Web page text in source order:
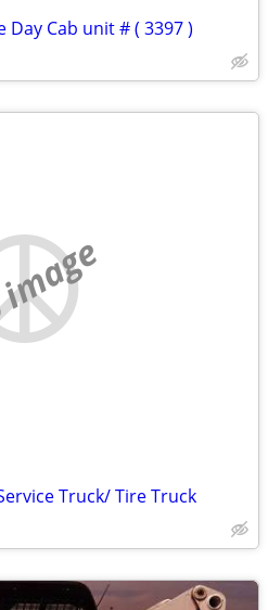
Day Cab unit # ( 3397 )
Truck/ Tire Truck